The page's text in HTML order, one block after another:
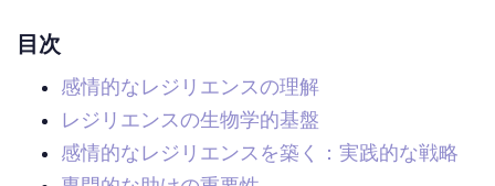
目次
感情的なレジリエンスの理解
レジリエンスの生物学的基盤
感情的なレジリエンスを築く：実践的な戦略